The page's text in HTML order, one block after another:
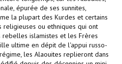
épurée de ses sunnites,
la plupart des Kurdes et certains
religieuses ou ethniques qui ont
islamistes et les Frères
ultime en dépit de l'appui russo-
les Alaouites replieront dans